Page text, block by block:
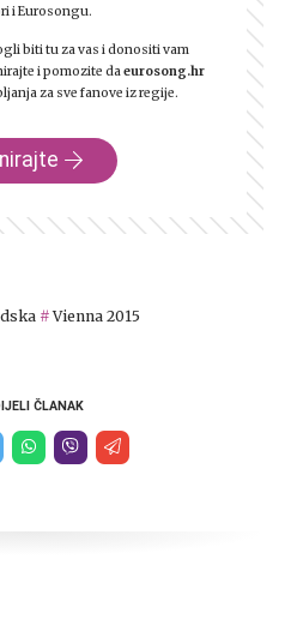
i Eurosongu.
biti tu za vas i donositi vam
i pomozite da eurosong.hr
za sve fanove iz regije.
Vienna 2015
ČLANAK